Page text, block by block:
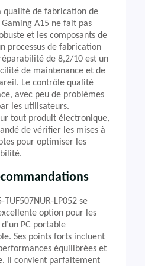
qualité de fabrication de
A15 ne fait pas
et les composants de
processus de fabrication
de 8,2/10 est un
de maintenance et de
Le contrôle qualité
avec peu de problèmes
les utilisateurs.
tout produit électronique,
de vérifier les mises à
pour optimiser les
TUF507NUR-LP052 se
option pour les
PC portable
Ses points forts incluent
équilibrées et
Il convient parfaitement